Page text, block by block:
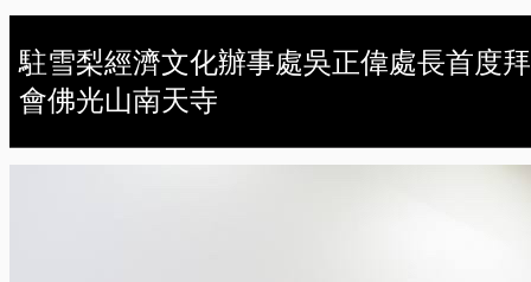
駐雪梨經濟文化辦事處吳正偉處長首度拜
會佛光山南天寺